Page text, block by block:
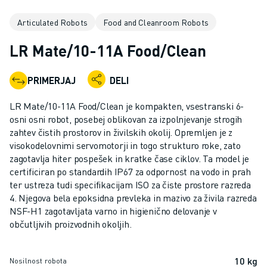
SODELUJOČI ROBOTI
KRMILNIKI ROBOTOV
DODATKI ZA ROBOTE
PROGRAMSKA OPREMA ROBOTOV
PROGRAMSKA OPREMA ZA SIMULACIJO
IZDELKI ZA IZOBRAŽEVALNO ROBOTIKO
AVTOMATIZACIJA ROBOTOV
ROBOTI ZA OBLOČNO VARJENJE
ČLENKASTI ROBOTI
SERIJA ARC MATE
SERIJA M-900
ROBOTI DELTA
ROBOTI ZA HRANO IN ČISTE PROSTORE
Articulated Robots Food and Cleanroom Robots
LR Mate/10-11A Food/Clean
PRIMERJAJ DELI
LR Mate/10-11A Food/Clean je kompakten, vsestranski 6-
osni osni robot, posebej oblikovan za izpolnjevanje strogih
zahtev čistih prostorov in živilskih okolij. Opremljen je z
visokodelovnimi servomotorji in togo strukturo roke, zato
zagotavlja hiter pospešek in kratke čase ciklov. Ta model je
certificiran po standardih IP67 za odpornost na vodo in prah
ter ustreza tudi specifikacijam ISO za čiste prostore razreda
4. Njegova bela epoksidna prevleka in mazivo za živila razreda
NSF-H1 zagotavljata varno in higienično delovanje v
občutljivih proizvodnih okoljih.
Nosilnost robota 10 kg